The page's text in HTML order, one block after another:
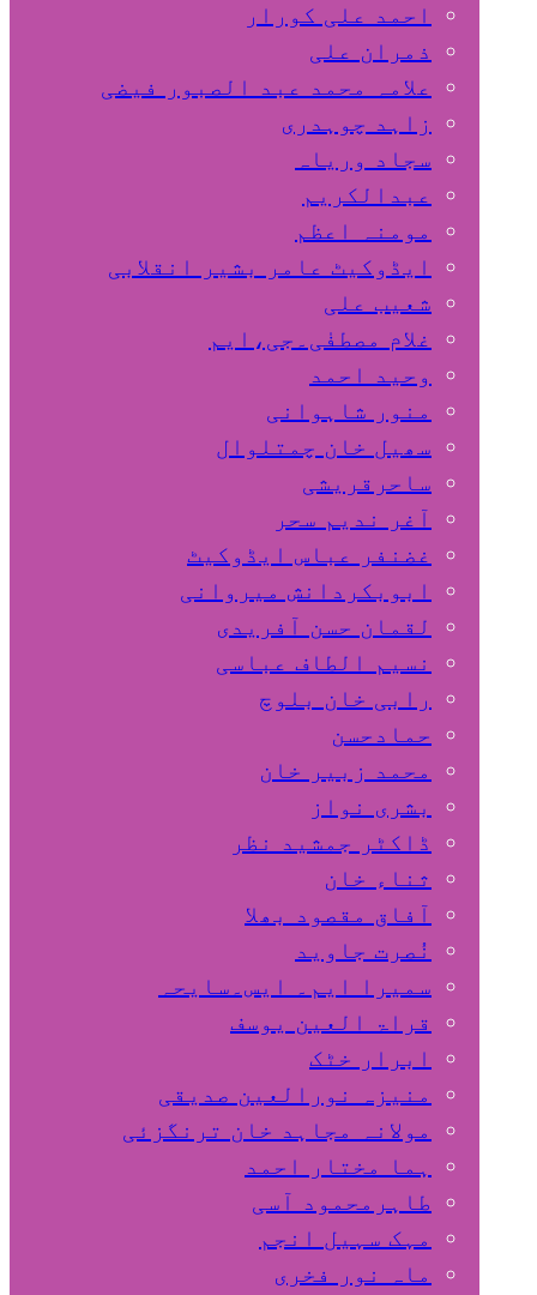
احمد علی کورار
ذمران علی
علامہ محمد عبد الصبور فیضی
زاہد چوہدری
سجاد وریاہ
عبدالکریم
مومنہ اعظم
ایڈوکیٹ عامر بشیر انقلابی
شعیب علی
غلام مصطفٰی۔جی،ایم
وحید احمد
منور شاہوانی
سھیل خان چمتلوال
ساحرقریشی
آغر ندیم سحر
غضنفر عباس ایڈوکیٹ
ابوبکردانش میروانی
لقمان حسن آفریدی
نسیم الطاف عباسی
رابی خان بلوچ
حمادحسن
محمد زبیر خان
بشری نواز
ڈاکٹر جمشید نظر
ثناء خان
آفاق مقصود بھلا
نُصرت جاوید
سمیرا ایم۔ ایس۔سایحہ
قراۃ العین یوسف
ابرار خٹک
منیزہ نورالعین صدیقی
مولانہ مجاہد خان ترنگزئی
ہما مختار احمد
طاہرمحمود آسی
مہک سہیل انجم
ماہ نور فخری